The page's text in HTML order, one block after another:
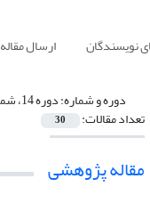
نویسندگان ارسال مقاله
دوره و شماره:دوره 14، شماره 5، زمستان 1397
تعداد مقالات: 30
مقاله پژوهشی